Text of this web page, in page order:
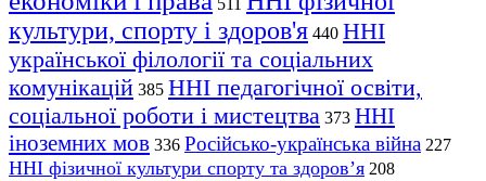
511
культури, спорту і здоров'я 440 ННІ
української філології та соціальних
комунікацій 385 ННІ педагогічної освіти,
соціальної роботи і мистецтва 373 ННІ
іноземних мов 336 Російсько-українська війна 227
ННІ фізичної культури спорту та здоров’я 208